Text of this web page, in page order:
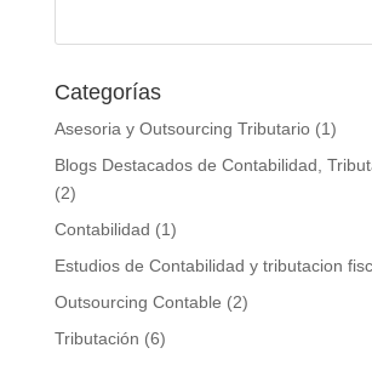
Categorías
Asesoria y Outsourcing Tributario(1)
Blogs Destacados de Contabilidad,
(2)
Contabilidad (1)
Estudios de Contabilidad y tributacion
Outsourcing Contable (2)
Tributación (6)